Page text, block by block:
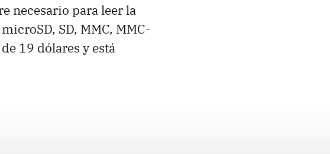
necesario para leer la
SD, MMC, MMC-
19 dólares y está